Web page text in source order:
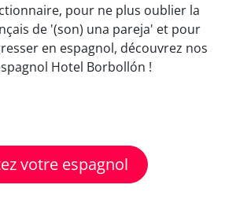
pour ne plus oublier la
de '(son) una pareja' et pour
en espagnol, découvrez nos
Hotel Borbollón !
votre espagnol